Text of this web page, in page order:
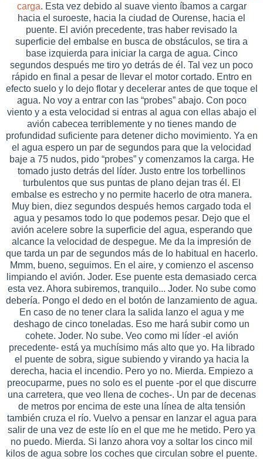
carga. Esta vez debido al suave viento íbamos a cargar
hacia el suroeste, hacia la ciudad de Ourense, hacia el
puente. El avión precedente, tras haber revisado la
superficie del embalse en busca de obstáculos, se tira a
base izquierda para iniciar la carga de agua. Cinco
segundos después me tiro yo detrás de él. Tal vez un poco
rápido en final a pesar de llevar el motor cortado. Entro en
efecto suelo y lo dejo flotar y decelerar antes de que toque el
agua. No voy a entrar con las “probes” abajo. Con poco
viento y a esta velocidad si entras al agua con ellas abajo el
avión cabecea terriblemente y no tienes mando de
profundidad suficiente para detener dicho movimiento. Ya en
el agua espero un par de segundos para que la velocidad
baje a 75 nudos, pido “probes” y comenzamos la carga. He
tomado justo detrás del líder. Justo entre los torbellinos
turbulentos que sus puntas de plano dejan tras él. El
embalse es estrecho y no permite hacerlo de otra manera.
Muy bien, diez segundos después hemos cargado toda el
agua y pesamos todo lo que podemos pesar. Dejo que el
avión acelere sobre la superficie del agua, esperando que
alcance la velocidad de despegue. Me da la impresión de
que tarda un par de segundos más de lo habitual en hacerlo.
Mmm, bueno, seguimos. En el aire, y comienzo el ascenso
limpiando el avión. Joder. Ese puente esta demasiado cerca
esta vez. Ahora subiremos, tranquilo... Joder. No sube como
debería. Pongo el dedo en el botón de lanzamiento de agua.
En caso de no tener clara la salida lanzo el agua y me
deshago de cinco toneladas. Eso me hará subir como un
cohete. Joder. No sube. Veo como mi líder -el avión
precedente- está ya muchísimo más alto que yo. Ha librado
el puente de sobra, sigue subiendo y virando ya hacia la
derecha, hacia el incendio. Pero yo no. Mierda. Empiezo a
preocuparme, pues no solo es el puente -por el que discurre
una carretera, que veo llena de coches-. Un par de decenas
de metros por encima de este una línea de alta tensión
también cruza el río. Vuelvo a pensar en lanzar el agua para
salir de una vez de este lío en el que me he metido. Pero ya
no puedo. Mierda. Si lanzo ahora voy a soltar los cinco mil
kilos de agua sobre los coches que circulan sobre el puente.